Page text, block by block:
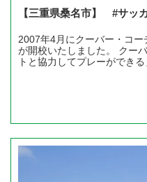
【三重県桑名市】 #サッ
2007年4月にクーバー・コ
が開校いたしました。 クー
トと協力してプレーができ